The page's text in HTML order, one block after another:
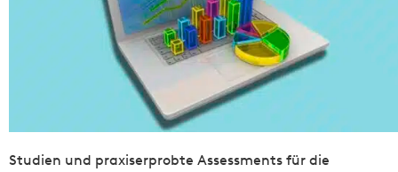
Studien und praxiserprobte Assessments für die